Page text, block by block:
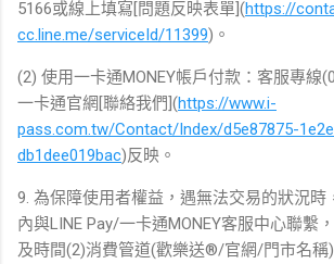
5166或線上填寫[問題反映表單](https://
cc.line.me/serviceId/11399)。
(2) 使用一卡通MONEY帳戶付款：客服專線
一卡通官網[聯絡我們](https://www.i-
pass.com.tw/Contact/Index/d5e87875-
db1dee019bac)反映。
9. 為保障使用者權益，遇無法交易的狀況時
內與LINE Pay/一卡通MONEY客服中心聯繫
及時間(2)消費管道(歡樂送®/官網/門市名稱